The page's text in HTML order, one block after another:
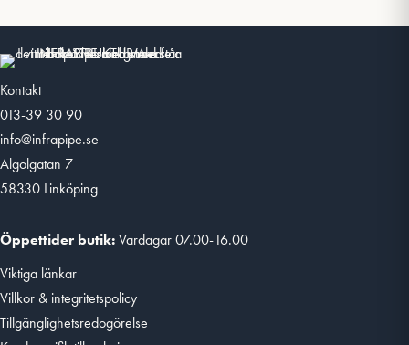
Kontakt
013-39 30 90
info@infrapipe.se
Algolgatan 7
58330 Linköping
Öppettider butik:Vardagar 07.00-16.00
Viktiga länkar
Villkor & integritetspolicy
Tillgänglighetsredogörelse